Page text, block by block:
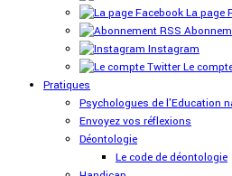
La page
Instagram
Le
Pratiques
Psychologues de l'Education
Envoyez vos réflexions
Déontologie
Le code de déontologie